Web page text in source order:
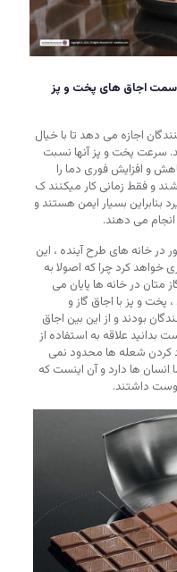
سمت اجاق های پخت و پز
اجازه می دهد تا با خیال
سرعت پخت و پز آنها نسبت
و افزایش فوری دما را
و فقط زمانی کار میکنند ک
بسیار ایمن هستند و
انجام می دهند.
در خانه های طرح آینده ، این
کرد چرا که اصولا به
متان در خانه ها پایان می
و پز با اجاق گاز و
بودند و از این بین اجاق
بدانید علاقه به استفاده از
کردن شعله ها محدود نمی
ها دارد و آن اینست که
داشتند.